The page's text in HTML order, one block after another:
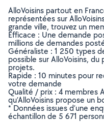
AlloVoisins partout en
représentées sur
grande ville, trouvez un
Efficace : Une demande
millions de demandes
Généraliste : 1 250 types
possible sur AlloVoisins,
projets.
Rapide : 10 minutes pour
votre demande
Qualité / prix : 4 membres
qu’AlloVoisins propose un
* Données issues d’une
échantillon de 5 671